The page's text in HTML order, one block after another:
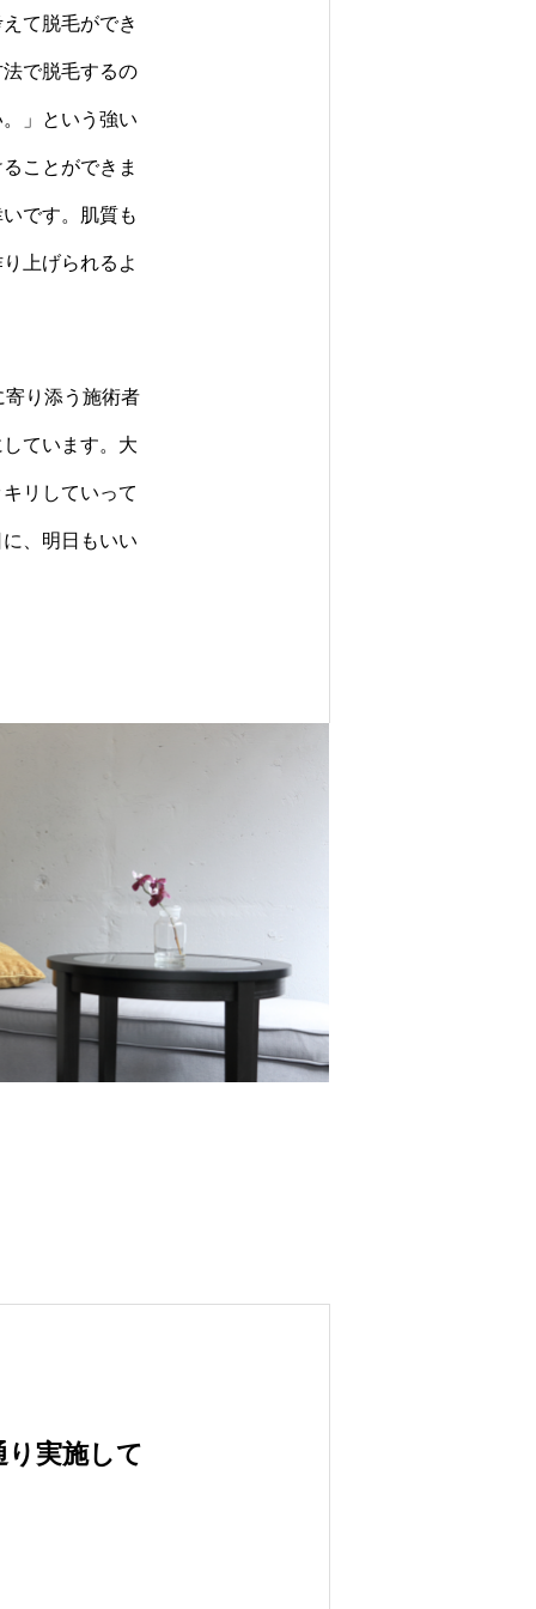
て脱毛ができ
で脱毛するの
」という強い
ことができま
です。肌質も
上げられるよ
り添う施術者
ています。大
リしていって
、明日もいい
実施して